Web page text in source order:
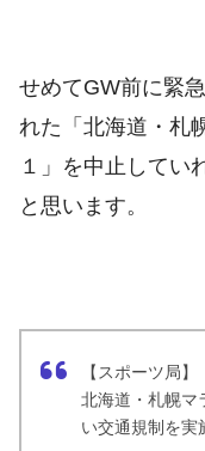
せめてGW前に緊
れた 「北海道・札
１」 を中止してい
と思います。
【スポーツ局】
北海道・札幌マ
い交通規制を実